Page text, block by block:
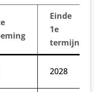
Einde
1e
termijn
2028